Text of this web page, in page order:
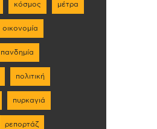
κόσμος μέτρα
οικονομία
πανδημία
πολιτική
πυρκαγιά
ρεπορτάζ